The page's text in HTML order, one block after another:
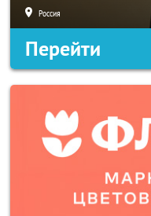
Россия
Перейти